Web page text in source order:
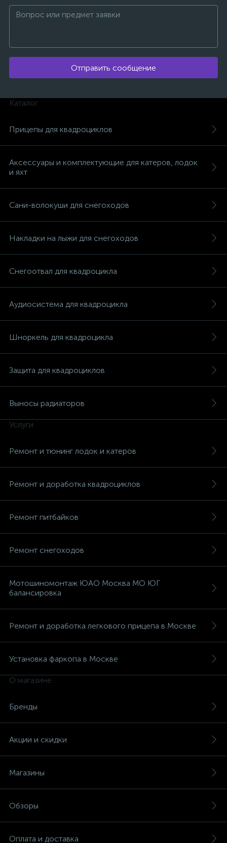
Отправить сообщение
Каталог
Прицепы для квадроциклов
Аксессуары и комплектующие для катеров, лодок
и яхт
Сани-волокуши для снегоходов
Накладки на лыжи для снегоходов
Снегоотвал для квадроцикла
Аудиосистема для квадроцикла
Шноркель для квадроцикла
Защита для квадроциклов
Выносы радиаторов
Услуги
Ремонт и тюнинг лодок и катеров
Ремонт и доработка квадроциклов
Ремонт питбайков
Ремонт снегоходов
Мотошиномонтаж ЮАО Москва МО ЮГ
балансировка
Ремонт и доработка легкового прицепа в Москве
Установка фаркопа в Москве
О магазине
Бренды
Акции и скидки
Магазины
Обзоры
Оплата и доставка